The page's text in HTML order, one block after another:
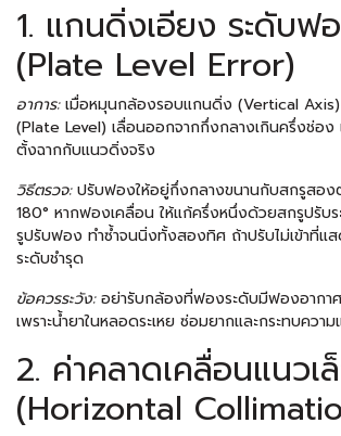
1. แกนดิ่งเอียง ระดับฟ
(Plate Level Error)
อาการ:เมื่อหมุนกล้องรอบแกนดิ่ง (Vertical
(Plate Level) เลื่อนออกจากกึ่งกลางเกินครึ่งช่อ
ตั้งฉากกับแนวดิ่งจริง
วิธีตรวจ:ปรับฟองให้อยู่กึ่งกลางขนานกับสกรูสอ
180° หากฟองเคลื่อน ให้แก้ครึ่งหนึ่งด้วยสกรูปรับ
รูปรับฟอง ทำซ้ำจนนิ่งทั้งสองทิศ ถ้าปรับไม่เข้าที่แ
ระดับชำรุด
ข้อควรระวัง:อย่ารับกล้องที่ฟองระดับมีฟองอากา
เพราะน้ำยาในหลอดระเหย ซ่อมยากและกระทบควา
2. ค่าคลาดเคลื่อนแนวเ
(Horizontal